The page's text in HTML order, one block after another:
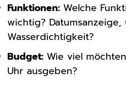
Funktionen: Welche
wichtig? Datumsanzeige,
Wasserdichtigkeit?
Budget: Wie viel
Uhr ausgeben?